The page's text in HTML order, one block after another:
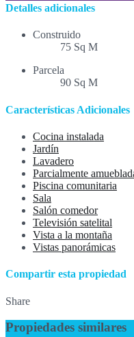
Detalles adicionales
Construido
75 Sq M
Parcela
90 Sq M
Características Adicionales
Cocina instalada
Jardín
Lavadero
Parcialmente
Piscina comunitaria
Sala
Salón comedor
Televisión satelital
Vista a la montaña
Vistas panorámicas
Compartir esta propiedad
Share
Propiedades similares